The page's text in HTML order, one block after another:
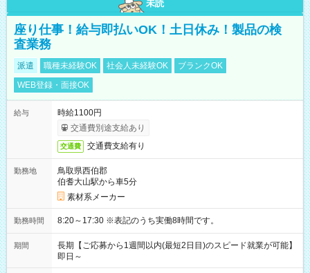
未読
座り仕事！給与即払いOK！土日休み！製品の検
査業務
派遣 職種未経験OK 社会人未経験OK
ブランクOK
WEB登録・面接OK
給与
時給1100円
交通費別途支給あり
交通費 交通費支給有り
勤務地
鳥取県西伯郡
伯耆大山駅から車5分
素材系メーカー
勤務時間 8:20～17:30 ※表記のうち実働8時間です。
期間
長期【ご応募から1週間以内(最短2日目)のスピード就業が可能】
即日～